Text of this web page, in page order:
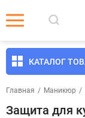
КАТАЛОГ
Главная / Маникюр /
Защита для